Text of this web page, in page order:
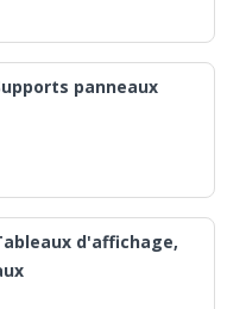
panneaux
d'affichage,